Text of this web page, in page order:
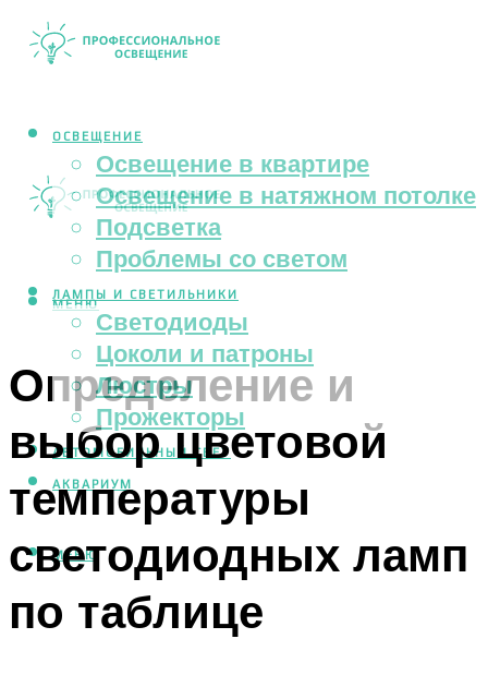
ОСВЕЩЕНИЕ
Освещение в квартире
Освещение в натяжном потолке
Подсветка
Проблемы со светом
ЛАМПЫ И СВЕТИЛЬНИКИ
Светодиоды
Цоколи и патроны
Люстры
Прожекторы
АВТОМОБИЛЬНЫЙ СВЕТ
АКВАРИУМ
МЕНЮ
МЕНЮ
Определение и
выбор цветовой
температуры
светодиодных ламп
по таблице